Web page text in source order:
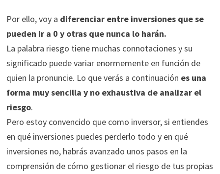
Por ello, voy a diferenciar entre inversiones que se
pueden ir a 0 y otras que nunca lo harán.
La palabra riesgo tiene muchas connotaciones y su
significado puede variar enormemente en función de
quien la pronuncie. Lo que verás a continuación es una
forma muy sencilla y no exhaustiva de analizar el
riesgo.
Pero estoy convencido que como inversor, si entiendes
en qué inversiones puedes perderlo todo y en qué
inversiones no, habrás avanzado unos pasos en la
comprensión de cómo gestionar el riesgo de tus propias
Marketing
Al compartir tus
intereses y
comportamiento
mientras visitas
nuestro sitio,
aumentas la
posibilidad de
ver contenido y
ofertas
personalizados.